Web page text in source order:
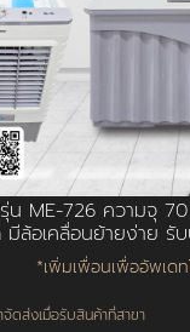
น ME-726 ความจุ
ล้อเคลื่อนย้ายง่าย รั
*เพิ่มเพื่อนเพื่ออัพเดท
ดส่งเมื่อรับสินค้าที่สาขา